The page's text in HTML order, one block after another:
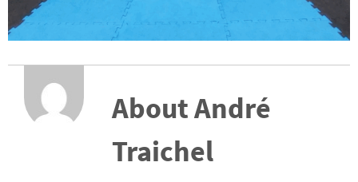
About André
Traichel